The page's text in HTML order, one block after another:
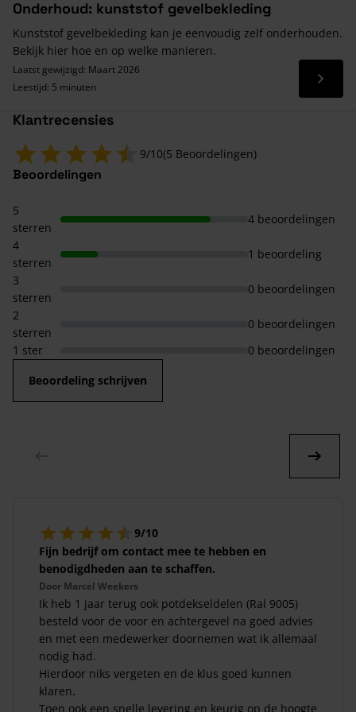
Onderhoud: kunststof gevelbekleding
Kunststof gevelbekleding kan je eenvoudig zelf onderhouden.
Bekijk hier hoe en op welke manieren.
Laatst gewijzigd: Maart 2026
Leestijd: 5 minuten
Lees
Klantrecensies
9/10(5 Beoordelingen)
Beoordelingen
5
sterren
4 beoordelingen
4
sterren
1 beoordeling
3
sterren
0 beoordelingen
2
sterren
0 beoordelingen
1 ster
0 beoordelingen
Beoordeling schrijven
9/10
Fijn bedrijf om contact mee te hebben en
benodigdheden aan te schaffen.
Door Marcel Weekers
Ik heb 1 jaar terug ook potdekseldelen (Ral 9005)
besteld voor de voor en achtergevel na goed advies
en met een medewerker doornemen wat ik allemaal
nodig had.
Hierdoor niks vergeten en de klus goed kunnen
klaren.
Toen ook een snelle levering en keurig op de hoogte